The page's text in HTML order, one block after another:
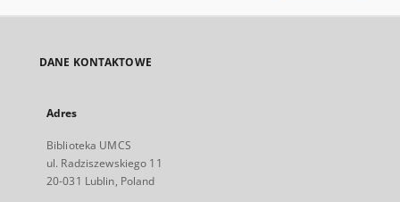
DANE KONTAKTOWE
Adres
Biblioteka UMCS
ul. Radziszewskiego 11
20-031 Lublin, Poland